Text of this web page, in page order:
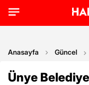
Anasayfa Güncel
Ünye Belediye